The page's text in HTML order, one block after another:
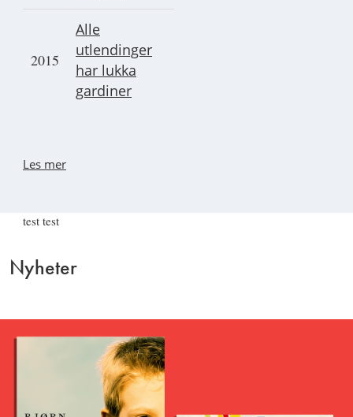
2015
Alle
utlendinger
har lukka
gardiner
Les mer
test test
Nyheter